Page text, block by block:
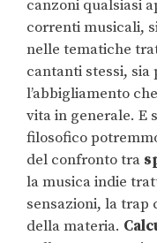
canzoni qualsiasi
correnti musicali,
nelle tematiche
cantanti stessi,
l’abbigliamento
vita in generale. E
filosofico
del confronto tra
la musica indie
sensazioni, la trap
della materia.